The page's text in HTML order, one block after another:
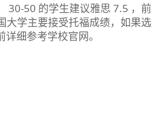
30-50 的学生建议雅思 7.5 ，前
大学主要接受托福成绩，如果选
细参考学校官网。